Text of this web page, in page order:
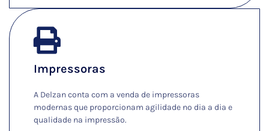
Impressoras
A Delzan conta com a venda de impressoras
modernas que proporcionam agilidade no dia a dia e
qualidade na impressão.